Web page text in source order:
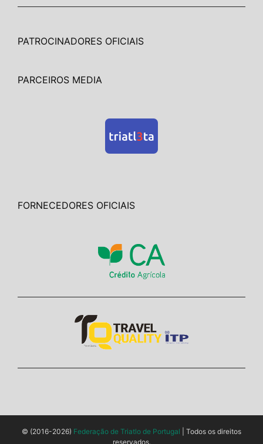
PATROCINADORES OFICIAIS
PARCEIROS MEDIA
FORNECEDORES OFICIAIS
© (2016-2026) Federação de Triatlo de Portugal | Todos os direitos
reservados.